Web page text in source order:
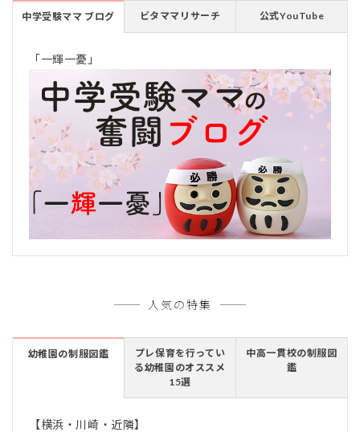
中学受験ママ ブログ ビタママリサーチ 公式YouTube
「一輝一憂」
人気の特集
幼稚園の制服図鑑
プレ保育を行ってい
る幼稚園のオススメ
15選
中高一貫校の制服図
鑑
【横浜・川崎・近隣】